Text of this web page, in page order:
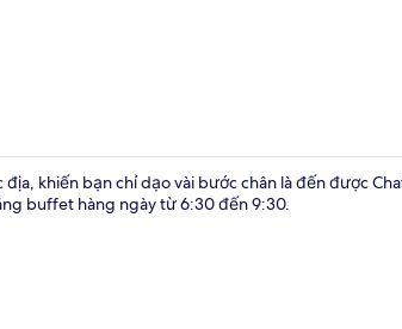
khiến bạn chỉ dạo vài bước chân là đến được
buffet hàng ngày từ 6:30 đến 9:30.